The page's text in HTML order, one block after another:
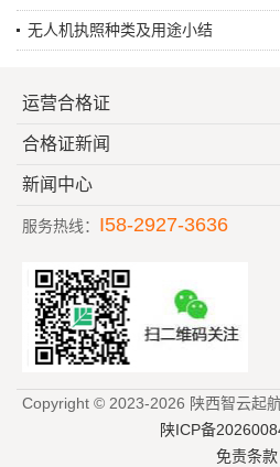
无人机执照种类及用途小结
运营合格证
合格证新闻
新闻中心
服务热线： I58-2927-3636
Copyright © 2023-2026 陕西智云起
陕ICP备
免责条款